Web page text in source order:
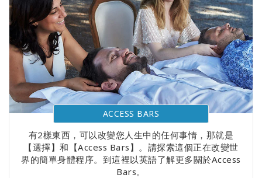
ACCESS BARS
有2樣東西，可以改變您人生中的任何事情，那就是
【選擇】和【Access Bars】。請探索這個正在改變世
界的簡單身體程序。到這裡以英語了解更多關於Access
Bars。